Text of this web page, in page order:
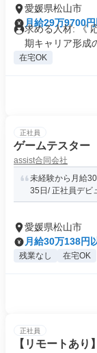
愛媛県松山市
月給29万9700
求める人材: 《
期キャリア形成
在宅OK
正社員
ゲームテスター
assist合同会社
未経験から月給
35日/ 正社員デビ
愛媛県松山市
月給30万138円
残業なし 在宅OK
正社員
【リモートあ